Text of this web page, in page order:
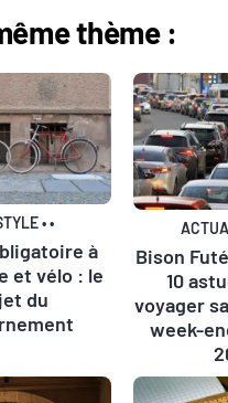
thème :
••
à
et vélo : le
du
Bison
10
voyager
week-